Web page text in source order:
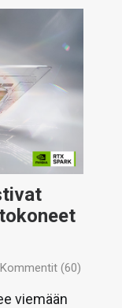
Kommentit (60)
viemään